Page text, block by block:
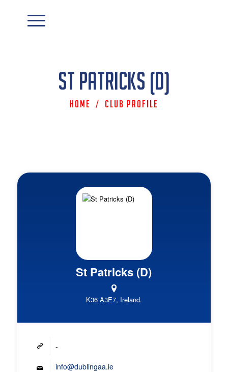
St Patricks (D)
Home / Club Profile
St Patricks (D)
K36 A3E7, Ireland.
-
info@dublingaa.ie